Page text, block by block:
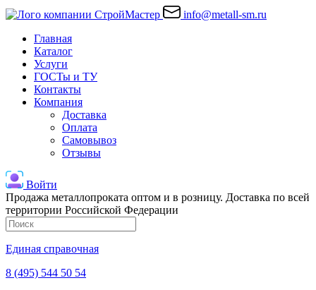
info@metall-sm.ru
Главная
Каталог
Услуги
ГОСТы и ТУ
Контакты
Компания
Доставка
Оплата
Самовывоз
Отзывы
Войти
Продажа металлопроката оптом и в розницу. Доставка по всей
территории Российской Федерации
Единая справочная
8 (495) 544 50 54